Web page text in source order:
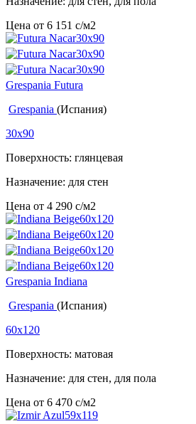
Цена от 6 151 c/м2
Grespania Futura
Grespania (Испания)
30x90
Поверхность: глянцевая
Назначение: для стен
Цена от 4 290 c/м2
Grespania Indiana
Grespania (Испания)
60x120
Поверхность: матовая
Назначение: для стен, для пола
Цена от 6 470 c/м2